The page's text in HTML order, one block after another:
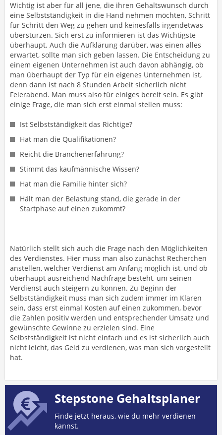
Wichtig ist aber für all jene, die ihren Gehaltswunsch durch
eine Selbstständigkeit in die Hand nehmen möchten, Schritt
für Schritt den Weg zu gehen und keinesfalls irgendetwas
überstürzen. Sich erst zu informieren ist das Wichtigste
überhaupt. Auch die Aufklärung darüber, was einen alles
erwartet, sollte man sich geben lassen. Die Entscheidung zu
einem eigenen Unternehmen ist auch davon abhängig, ob
man überhaupt der Typ für ein eigenes Unternehmen ist,
denn dann ist nach 8 Stunden Arbeit sicherlich nicht
Feierabend. Man muss also für einiges bereit sein. Es gibt
einige Frage, die man sich erst einmal stellen muss:
Ist Selbstständigkeit das Richtige?
Hat man die Qualifikationen?
Reicht die Branchenerfahrung?
Stimmt das kaufmännische Wissen?
Hat man die Familie hinter sich?
Hält man der Belastung stand, die gerade in der
Startphase auf einen zukommt?
Natürlich stellt sich auch die Frage nach den Möglichkeiten
des Verdienstes. Hier muss man also zunächst Recherchen
anstellen, welcher Verdienst am Anfang möglich ist, und ob
überhaupt ausreichend Nachfrage besteht, um seinen
Verdienst auch steigern zu können. Zu Beginn der
Selbstständigkeit muss man sich zudem immer im Klaren
sein, dass erst einmal Kosten auf einen zukommen, bevor
die Zahlen positiv werden und entsprechender Umsatz und
gewünschte Gewinne zu erzielen sind. Eine
Selbstständigkeit ist nicht einfach und es ist sicherlich auch
nicht leicht, das Geld zu verdienen, was man sich vorgestellt
hat.
Stepstone Gehaltsplaner
Finde jetzt heraus, wie du mehr verdienen
kannst.